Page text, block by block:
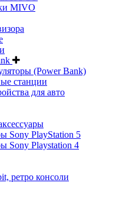
MIVO
(Power Bank)
станции
для авто
Sony PlayStation 5
Sony Playstation 4
ретро консоли